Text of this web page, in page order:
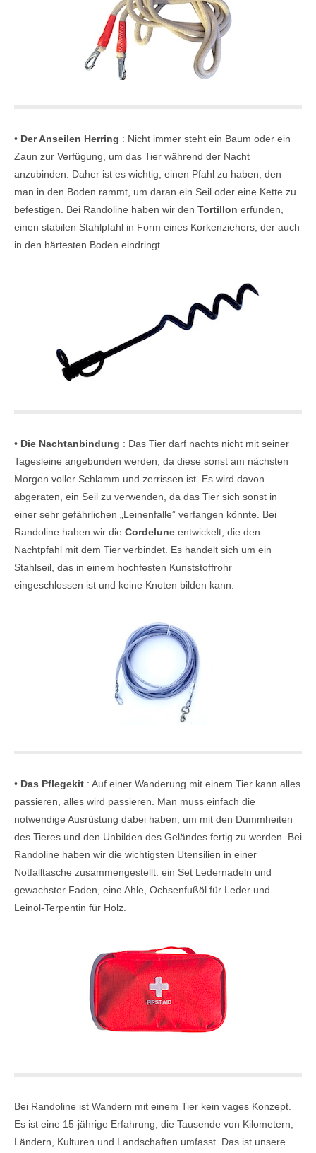
• Der Anseilen Herring : Nicht immer steht ein Baum oder ein
Zaun zur Verfügung, um das Tier während der Nacht
anzubinden. Daher ist es wichtig, einen Pfahl zu haben, den
man in den Boden rammt, um daran ein Seil oder eine Kette zu
befestigen. Bei Randoline haben wir den Tortillon erfunden,
einen stabilen Stahlpfahl in Form eines Korkenziehers, der auch
in den härtesten Boden eindringt
• Die Nachtanbindung : Das Tier darf nachts nicht mit seiner
Tagesleine angebunden werden, da diese sonst am nächsten
Morgen voller Schlamm und zerrissen ist. Es wird davon
abgeraten, ein Seil zu verwenden, da das Tier sich sonst in
einer sehr gefährlichen „Leinenfalle” verfangen könnte. Bei
Randoline haben wir die Cordelune entwickelt, die den
Nachtpfahl mit dem Tier verbindet. Es handelt sich um ein
Stahlseil, das in einem hochfesten Kunststoffrohr
eingeschlossen ist und keine Knoten bilden kann.
• Das Pflegekit : Auf einer Wanderung mit einem Tier kann alles
passieren, alles wird passieren. Man muss einfach die
notwendige Ausrüstung dabei haben, um mit den Dummheiten
des Tieres und den Unbilden des Geländes fertig zu werden. Bei
Randoline haben wir die wichtigsten Utensilien in einer
Notfalltasche zusammengestellt: ein Set Ledernadeln und
gewachster Faden, eine Ahle, Ochsenfußöl für Leder und
Leinöl-Terpentin für Holz.
Bei Randoline ist Wandern mit einem Tier kein vages Konzept.
Es ist eine 15-jährige Erfahrung, die Tausende von Kilometern,
Ländern, Kulturen und Landschaften umfasst. Das ist unsere